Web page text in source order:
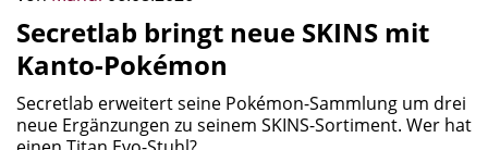
Secretlab bringt neue SKINS mit
Kanto-Pokémon
Secretlab erweitert seine Pokémon-Sammlung um drei
neue Ergänzungen zu seinem SKINS-Sortiment. Wer hat